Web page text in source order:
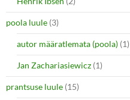
poola luule (3)
autor määratlemata (poola) (1)
Jan Zachariasiewicz (1)
prantsuse luule (15)